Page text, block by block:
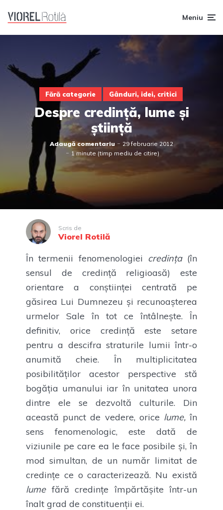
Meniu
Fără categorie Gânduri, idei, critici
Despre credință, lume și
știință
Adaugă comentariu
29 februarie 2012
1 minute (timp mediu de citire)
Scris de
Viorel Rotilă
În termenii fenomenologiei credința(în
sensul de credință religioasă) este
orientare a conștiinței centrată pe
găsirea Lui Dumnezeu și recunoașterea
urmelor Sale în tot ce întâlnește. În
definitiv, orice credință este setare
pentru a descifra straturile lumii într-o
anumită cheie. În multiplicitatea
posibilităților acestor perspective stă
bogăția umanului iar în unitatea unora
dintre ele se dezvoltă culturile. Din
această punct de vedere, orice lume,în
sens fenomenologic, este dată de
viziunile pe care ea le face posibile și, în
mod simultan, de un număr limitat de
credințe ce o caracterizează. Nu există
lumefără credințe împărtășite într-un
înalt grad de constituenții ei.